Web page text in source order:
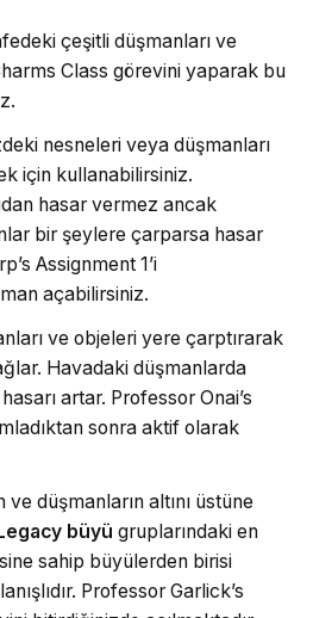
çeşitli düşmanları ve
Class görevini yaparak bu
nesneleri veya düşmanları
için kullanabilirsiniz.
hasar vermez ancak
bir şeylere çarparsa hasar
Assignment 1’i
açabilirsiniz.
ve objeleri yere çarptırarak
Havadaki düşmanlarda
artar. Professor Onai’s
sonra aktif olarak
ve düşmanların altını üstüne
büyü gruplarındaki en
sahip büyülerden birisi
Professor Garlick’s